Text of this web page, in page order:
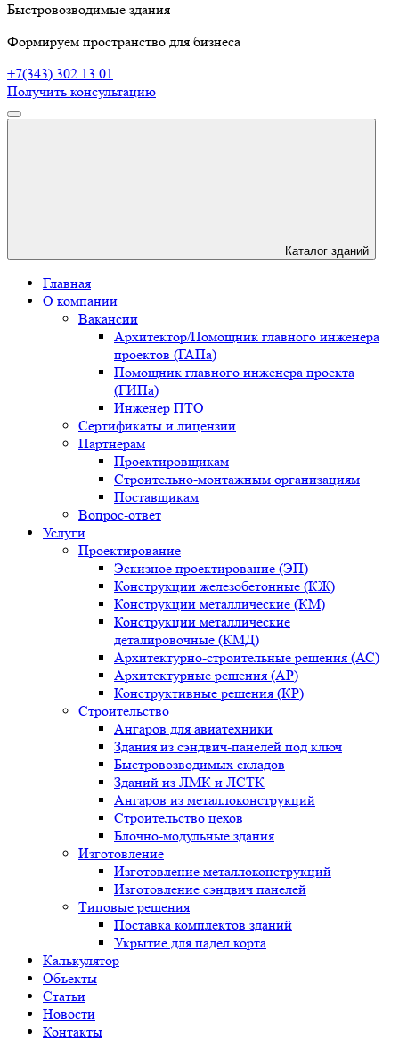
Быстровозводимые здания
Формируем пространство для бизнеса
+7(343) 302 13 01
Получить консультацию
Каталог зданий
Главная
О компании
Вакансии
Архитектор/Помощник главного инженера
проектов (ГАПа)
Помощник главного инженера проекта
(ГИПа)
Инженер ПТО
Сертификаты и лицензии
Партнерам
Проектировщикам
Строительно-монтажным организациям
Поставщикам
Вопрос-ответ
Услуги
Проектирование
Эскизное проектирование (ЭП)
Конструкции железобетонные (КЖ)
Конструкции металлические (КМ)
Конструкции металлические
деталировочные (КМД)
Архитектурно-строительные решения (АС)
Архитектурные решения (АР)
Конструктивные решения (КР)
Строительство
Ангаров для авиатехники
Здания из сэндвич-панелей под ключ
Быстровозводимых складов
Зданий из ЛМК и ЛСТК
Ангаров из металлоконструкций
Строительство цехов
Блочно-модульные здания
Изготовление
Изготовление металлоконструкций
Изготовление сэндвич панелей
Типовые решения
Поставка комплектов зданий
Укрытие для падел корта
Калькулятор
Объекты
Статьи
Новости
Контакты